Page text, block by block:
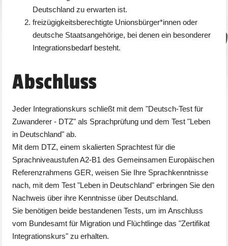
Deutschland zu erwarten ist.
freizügigkeitsberechtigte Unionsbürger*innen oder
deutsche Staatsangehörige, bei denen ein besonderer
Integrationsbedarf besteht.
Abschluss
Jeder Integrationskurs schließt mit dem "Deutsch-Test für
Zuwanderer - DTZ" als Sprachprüfung und dem Test "Leben
in Deutschland" ab.
Mit dem DTZ, einem skalierten Sprachtest für die
Sprachniveaustufen A2-B1 des Gemeinsamen Europäischen
Referenzrahmens GER, weisen Sie Ihre Sprachkenntnisse
nach, mit dem Test "Leben in Deutschland" erbringen Sie den
Nachweis über ihre Kenntnisse über Deutschland.
Sie benötigen beide bestandenen Tests, um im Anschluss
vom Bundesamt für Migration und Flüchtlinge das "Zertifikat
Integrationskurs" zu erhalten.